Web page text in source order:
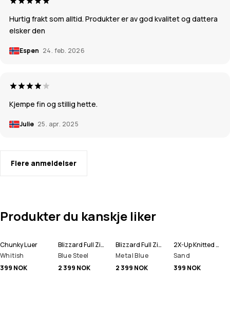
Hurtig frakt som alltid. Produkter er av god kvalitet og dattera
elsker den
Espen 24. feb. 2026
Kjempe fin og stillig hette.
Julie 25. apr. 2025
Flere anmeldelser
Produkter du kanskje liker
Chunky Luer
Whitish
399 NOK
Blizzard Full Zip Snowboardjakke Herre
Blue Steel
2 399 NOK
Blizzard Full Zip Skijakke Herre
Metal Blue
2 399 NOK
2X-Up Knitted Ansiktsmasker
Sand
399 NOK